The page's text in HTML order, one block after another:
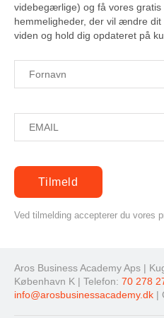
videbegærlige) og få vores gratis
hemmeligheder, der vil ændre
viden og hold dig opdateret på
Ved tilmelding accepterer du vores
Aros Business Academy Aps |
København K | Telefon: 70 278
info@arosbusinessacademy.dk |